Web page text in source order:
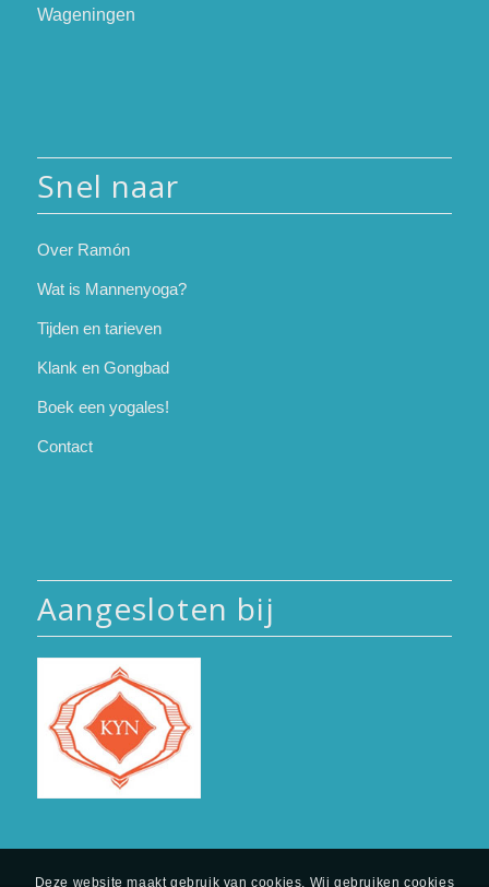
Wageningen
Snel naar
Over Ramón
Wat is Mannenyoga?
Tijden en tarieven
Klank en Gongbad
Boek een yogales!
Contact
Aangesloten bij
Deze website maakt gebruik van cookies. Wij gebruiken cookies